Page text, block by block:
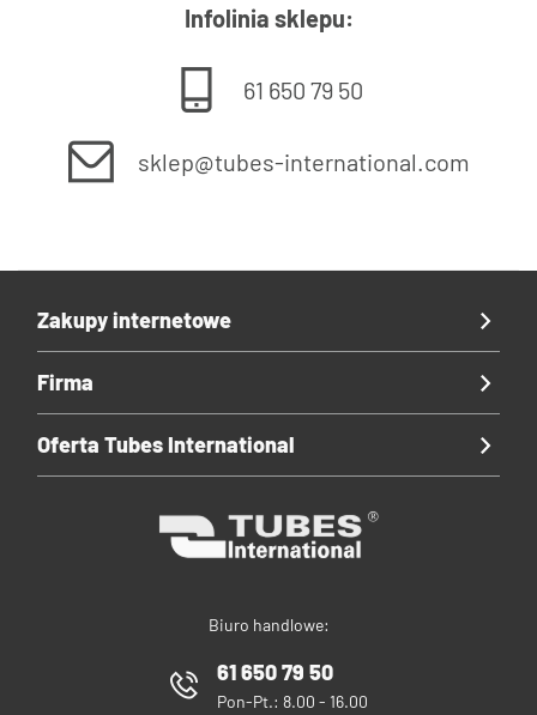
Infolinia sklepu:
61 650 79 50
sklep@tubes-international.com
Biuro handlowe:
61 650 79 50
Pon-Pt.: 8.00 - 16.00
Zakupy internetowe
Firma
Oferta Tubes International